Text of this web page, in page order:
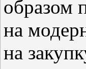
образом
на
на